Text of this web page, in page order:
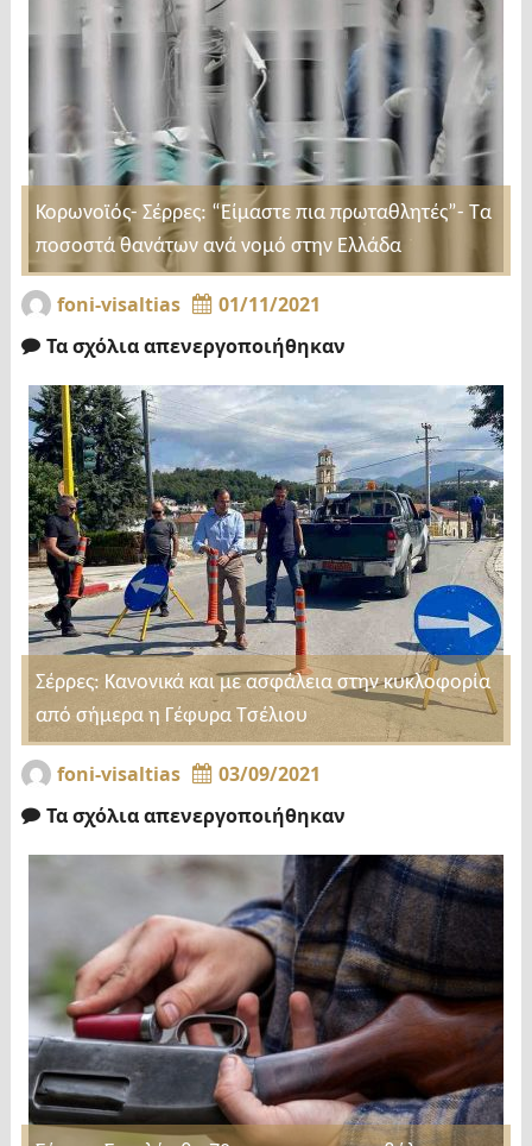
Κορωνοϊός- Σέρρες: “Είμαστε πια πρωταθλητές”- Τα
ποσοστά θανάτων ανά νομό στην Ελλάδα
foni-visaltias
01/11/2021
Τα σχόλια απενεργοποιήθηκαν
Σέρρες: Κανονικά και με ασφάλεια στην κυκλοφορία
από σήμερα η Γέφυρα Τσέλιου
foni-visaltias
03/09/2021
Τα σχόλια απενεργοποιήθηκαν